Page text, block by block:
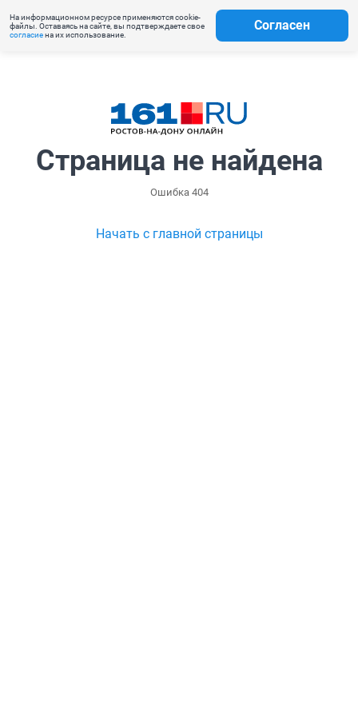
На информационном ресурсе применяются cookie-
файлы. Оставаясь на сайте, вы подтверждаете свое
согласиена их использование.
Согласен
Страница не найдена
Ошибка 404
Начать с главной страницы